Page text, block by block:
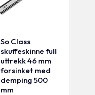
So Class
skuffeskinne full
uttrekk 46 mm
forsinket med
demping 500
mm